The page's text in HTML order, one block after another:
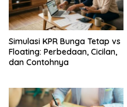
Simulasi KPR Bunga Tetap vs
Floating: Perbedaan, Cicilan,
dan Contohnya